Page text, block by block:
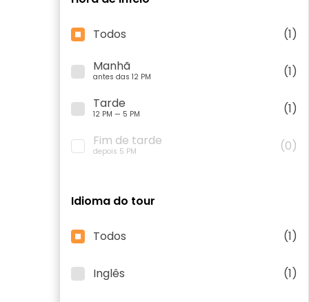
Todos
(1)
Manhã
antes das 12 PM
(1)
Tarde
12 PM — 5 PM
(1)
Fim de tarde
depois 5 PM (0)
Idioma do tour
Todos (1)
Inglês (1)